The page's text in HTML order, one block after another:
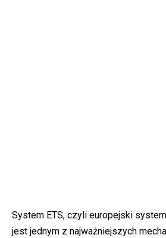
System ETS, czyli europejski
jest jednym z najważniejszych